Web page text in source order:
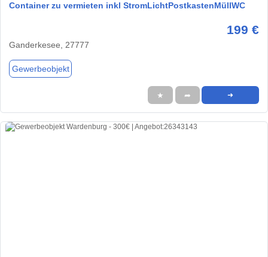
Container zu vermieten inkl StromLichtPostkastenMüllWC
199 €
Ganderkesee, 27777
Gewerbeobjekt
★ ➦ ➜